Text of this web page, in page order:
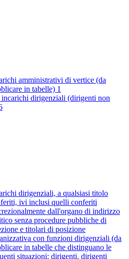
amministrativi di vertice (da
in tabelle) 1
dirigenziali (dirigenti non
dirigenziali, a qualsiasi titolo
ivi inclusi quelli conferiti
dall'organo di indirizzo
senza procedure pubbliche di
e titolari di posizione
con funzioni dirigenziali (da
in tabelle che distinguano le
situazioni: dirigenti, dirigenti